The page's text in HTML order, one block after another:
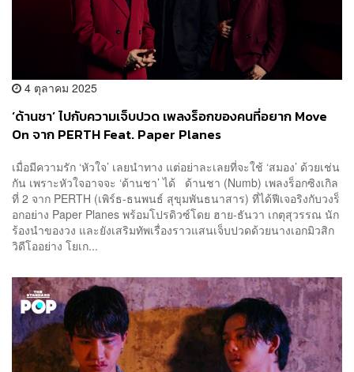
4 ตุลาคม 2025
‘ด้านชา’ ไปกับความเจ็บปวด เพลงร็อกของคนที่อยาก Move
On จาก PERTH Feat. Paper Planes
เมื่อมีความรัก ‘หัวใจ’ เลยนำทาง แต่อย่าละเลยที่จะใช้ ‘สมอง’ ด้วยเช่น
กัน เพราะหัวใจอาจจะ ‘ด้านชา’ ได้ ด้านชา (Numb) เพลงร็อกซิงเกิล
ที่ 2 จาก PERTH (เพิร์ธ-ธนพนธ์ สุขุมพันธนาสาร) ที่ได้ฟีเจอริงกับวงร็
อกอย่าง Paper Planes พร้อมโปรดิวซ์โดย ฮาย-ธันวา เกตุสุวรรณ นัก
ร้องนำของวง และยังเสริมทัพเรื่องราวแสนเจ็บปวดด้วยนางเอกมิวสิก
วิดีโออย่าง โยเก...